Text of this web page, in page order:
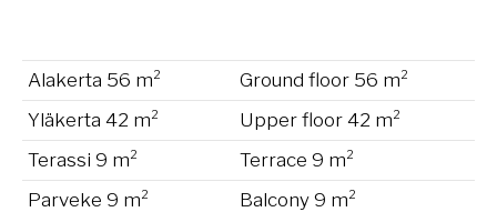
Alakerta 56 m²
Ground floor 56 m²
Yläkerta 42 m²
Upper floor 42 m²
Terassi 9 m²
Terrace 9 m²
Parveke 9 m²
Balcony 9 m²